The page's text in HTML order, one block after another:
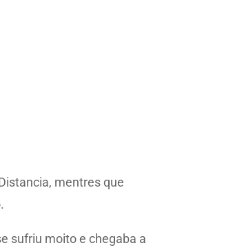
mentres que
sufriu moito e chegaba a